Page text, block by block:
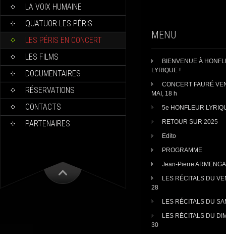
LA VOIX HUMAINE
QUATUOR LES PÉRIS
LES PÉRIS EN CONCERT
LES FILMS
DOCUMENTAIRES
RÉSERVATIONS
CONTACTS
PARTENAIRES
MENU
BIENVENUE À
LYRIQUE !
CONCERT FAURÉ
MAI, 18 h
5e HONFLEUR
RETOUR SUR 2025
Edito
PROGRAMME
Jean-Pierre
LES RÉCITALS DU
28
LES RÉCITALS DU
LES RÉCITALS DU
30